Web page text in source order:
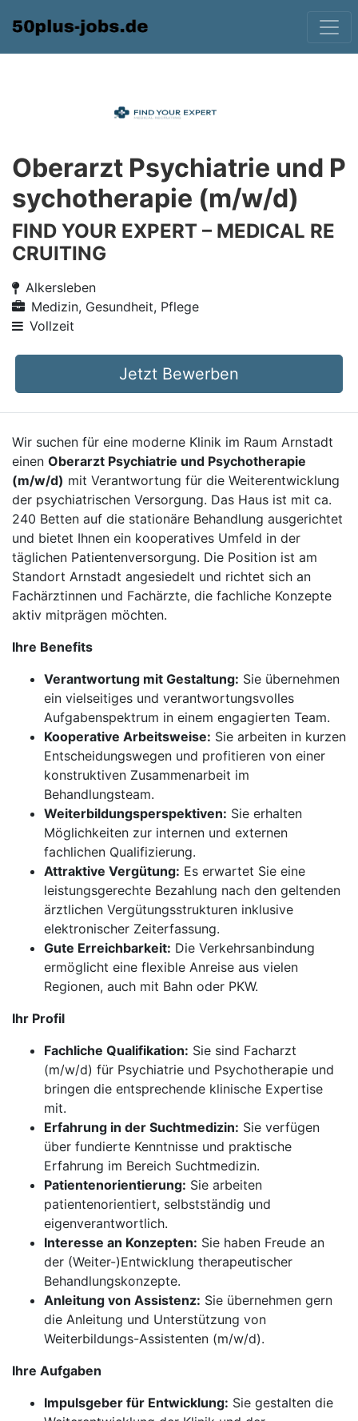
Oberarzt Psychiatrie und P
sychotherapie (m/w/d)
FIND YOUR EXPERT – MEDICAL RE
CRUITING
Alkersleben
Medizin, Gesundheit, Pflege
Vollzeit
Jetzt Bewerben
Wir suchen für eine moderne Klinik im Raum Arnstadt
einen Oberarzt Psychiatrie und Psychotherapie
(m/w/d) mit Verantwortung für die Weiterentwicklung
der psychiatrischen Versorgung. Das Haus ist mit ca.
240 Betten auf die stationäre Behandlung ausgerichtet
und bietet Ihnen ein kooperatives Umfeld in der
täglichen Patientenversorgung. Die Position ist am
Standort Arnstadt angesiedelt und richtet sich an
Fachärztinnen und Fachärzte, die fachliche Konzepte
aktiv mitprägen möchten.
Ihre Benefits
Verantwortung mit Gestaltung: Sie übernehmen
ein vielseitiges und verantwortungsvolles
Aufgabenspektrum in einem engagierten Team.
Kooperative Arbeitsweise: Sie arbeiten in kurzen
Entscheidungswegen und profitieren von einer
konstruktiven Zusammenarbeit im
Behandlungsteam.
Weiterbildungsperspektiven: Sie erhalten
Möglichkeiten zur internen und externen
fachlichen Qualifizierung.
Attraktive Vergütung: Es erwartet Sie eine
leistungsgerechte Bezahlung nach den geltenden
ärztlichen Vergütungsstrukturen inklusive
elektronischer Zeiterfassung.
Gute Erreichbarkeit: Die Verkehrsanbindung
ermöglicht eine flexible Anreise aus vielen
Regionen, auch mit Bahn oder PKW.
Ihr Profil
Fachliche Qualifikation: Sie sind Facharzt
(m/w/d) für Psychiatrie und Psychotherapie und
bringen die entsprechende klinische Expertise
mit.
Erfahrung in der Suchtmedizin: Sie verfügen
über fundierte Kenntnisse und praktische
Erfahrung im Bereich Suchtmedizin.
Patientenorientierung: Sie arbeiten
patientenorientiert, selbstständig und
eigenverantwortlich.
Interesse an Konzepten: Sie haben Freude an
der (Weiter-)Entwicklung therapeutischer
Behandlungskonzepte.
Anleitung von Assistenz: Sie übernehmen gern
die Anleitung und Unterstützung von
Weiterbildungs-Assistenten (m/w/d).
Ihre Aufgaben
Impulsgeber für Entwicklung: Sie gestalten die